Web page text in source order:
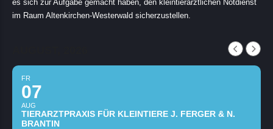
es sich zur Aufgabe gemacht haben, den kleintierärztlichen Notdienst
im Raum Altenkirchen-Westerwald sicherzustellen.
FR
07
AUG
TIERARZTPRAXIS FÜR KLEINTIERE J. FERGER & N.
BRANTIN